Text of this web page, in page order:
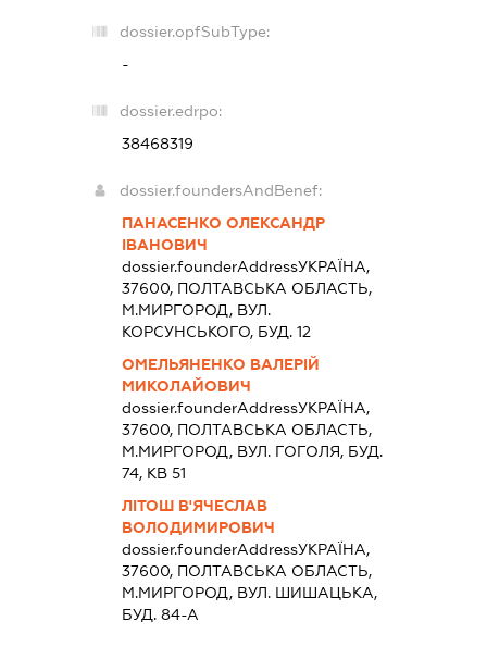
dossier.opfSubType:
-
dossier.edrpo:
38468319
dossier.foundersAndBenef:
ПАНАСЕНКО ОЛЕКСАНДР
ІВАНОВИЧ
dossier.founderAddressУКРАЇНА,
37600, ПОЛТАВСЬКА ОБЛАСТЬ,
М.МИРГОРОД, ВУЛ.
КОРСУНСЬКОГО, БУД. 12
ОМЕЛЬЯНЕНКО ВАЛЕРІЙ
МИКОЛАЙОВИЧ
dossier.founderAddressУКРАЇНА,
37600, ПОЛТАВСЬКА ОБЛАСТЬ,
М.МИРГОРОД, ВУЛ. ГОГОЛЯ, БУД.
74, КВ 51
ЛІТОШ В'ЯЧЕСЛАВ
ВОЛОДИМИРОВИЧ
dossier.founderAddressУКРАЇНА,
37600, ПОЛТАВСЬКА ОБЛАСТЬ,
М.МИРГОРОД, ВУЛ. ШИШАЦЬКА,
БУД. 84-А